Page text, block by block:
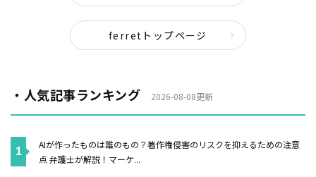
ferretトップページ
・人気記事ランキング 2026-08-08更新
AIが作ったものは誰のもの？著作権侵害のリスクを抑えるための注意
点 弁護士が解説！マーケ...